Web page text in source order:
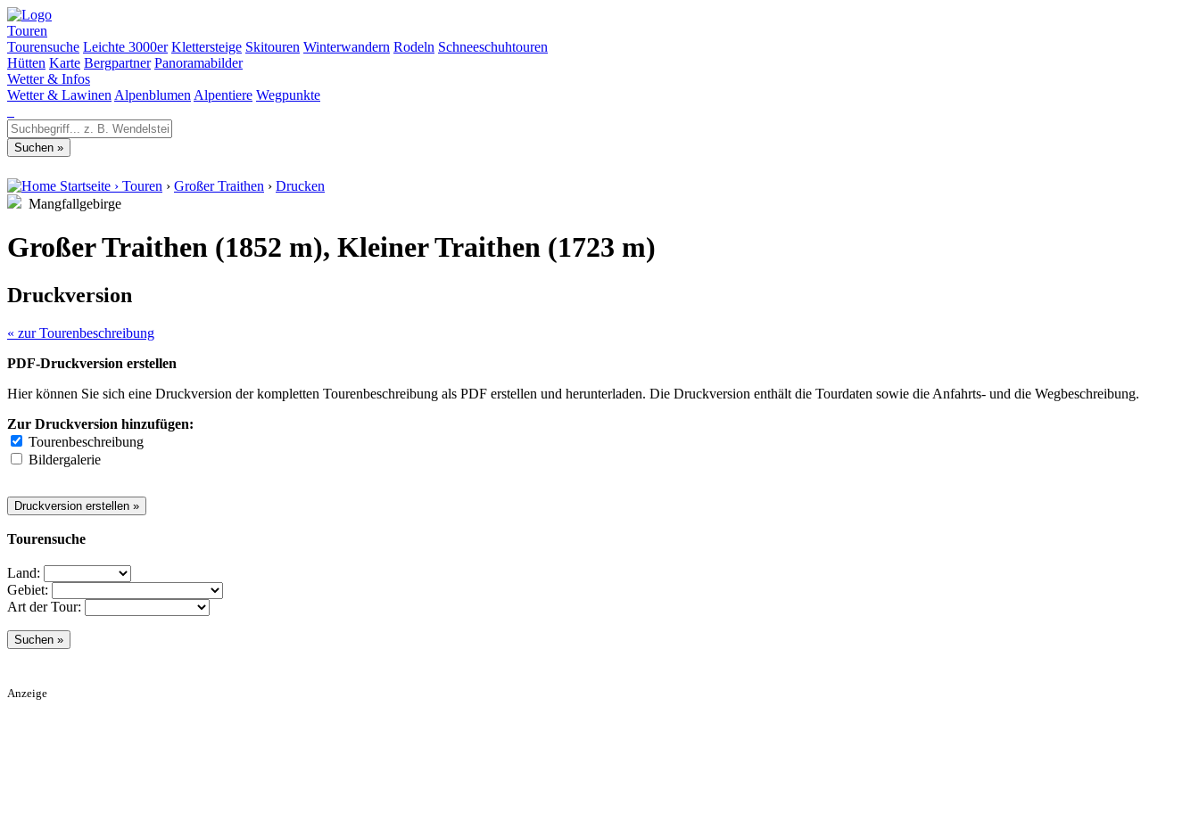
Touren
Tourensuche Leichte 3000er Klettersteige Skitouren Winterwandern Rodeln Schneeschuhtouren
Hütten Karte Bergpartner Panoramabilder
Wetter & Infos
Wetter & Lawinen Alpenblumen Alpentiere Wegpunkte
Startseite › Touren › Großer Traithen › Drucken
Mangfallgebirge
Großer Traithen (1852 m), Kleiner Traithen (1723 m)
Druckversion
« zur Tourenbeschreibung
PDF-Druckversion erstellen
Hier können Sie sich eine Druckversion der kompletten Tourenbeschreibung als PDF erstellen und herunterladen. Die Druckversion enthält die Tourdaten sowie die Anfahrts- und die Wegbeschreibung.
Zur Druckversion hinzufügen:
Tourenbeschreibung
Bildergalerie
Tourensuche
Land:
Gebiet:
Art der Tour:
Anzeige